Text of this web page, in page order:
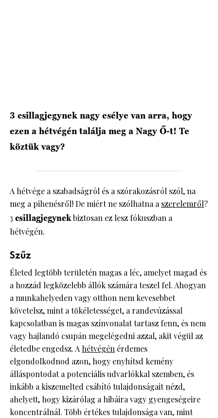
3 csillagjegynek nagy esélye van arra, hogy
ezen a hétvégén találja meg a Nagy Ő-t! Te
köztük vagy?
A hétvége a szabadságról és a szórakozásról szól, na
meg a pihenésről! De miért ne szólhatna aszerelemről?
3 csillagjegynekbiztosan ez lesz fókuszban a
hétvégén.
Szűz
Életed legtöbb területén magas a léc, amelyet magad és
a hozzád legközelebb állók számára teszel fel. Ahogyan
a munkahelyeden vagy otthon nem kevesebbet
követelsz, mint a tökéletességet, a randevúzással
kapcsolatban is magas színvonalat tartasz fenn, és nem
vagy hajlandó csupán megelégedni azzal, akit végül az
életedbe engedsz. A hétvégén érdemes
elgondolkodnod azon, hogy enyhítsd kemény
álláspontodat a potenciális udvarlókkal szemben, és
inkább a kiszemelted csábító tulajdonságait nézd,
ahelyett, hogy kizárólag a hibáira vagy gyengeségeire
koncentrálnál. Több értékes tulajdonsága van, mint